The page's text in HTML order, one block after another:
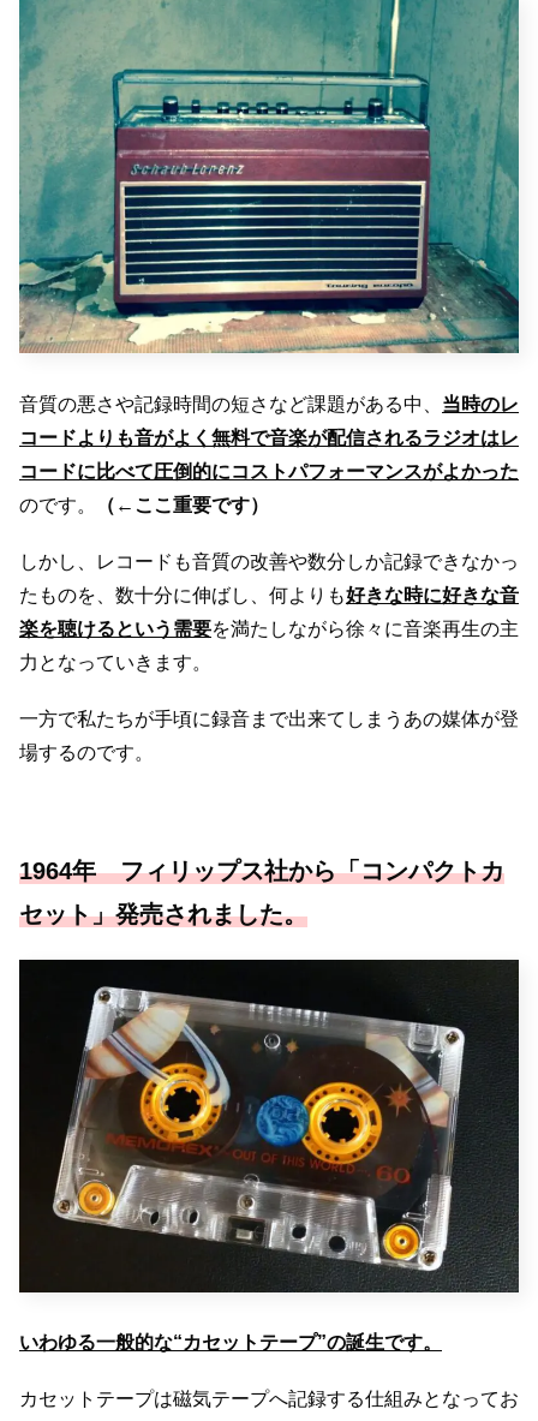
音質の悪さや記録時間の短さなど課題がある中、 当時のレ
コードよりも音がよく無料で音楽が配信されるラジオはレ
コードに比べて圧倒的にコストパフォーマンスがよかった
のです。
（←ここ重要です）
しかし、レコードも音質の改善や数分しか記録できなかっ
たものを、数十分に伸ばし、何よりも好きな時に好きな音
楽を聴けるという需要を満たしながら徐々に音楽再生の主
力となっていきます。
一方で私たちが手頃に録音まで出来てしまうあの媒体が登
場するのです。
1964年 フィリップス社から「コンパクトカ
セット」発売されました。
いわゆる一般的な“カセットテープ”の誕生です。
カセットテープは磁気テープへ記録する仕組みとなってお